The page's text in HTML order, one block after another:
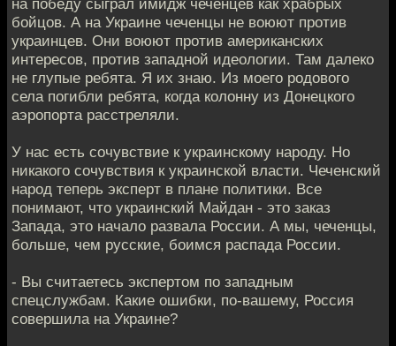
на победу сыграл имидж чеченцев как храбрых
бойцов. А на Украине чеченцы не воюют против
украинцев. Они воюют против американских
интересов, против западной идеологии. Там далеко
не глупые ребята. Я их знаю. Из моего родового
села погибли ребята, когда колонну из Донецкого
аэропорта расстреляли.
У нас есть сочувствие к украинскому народу. Но
никакого сочувствия к украинской власти. Чеченский
народ теперь эксперт в плане политики. Все
понимают, что украинский Майдан - это заказ
Запада, это начало развала России. А мы, чеченцы,
больше, чем русские, боимся распада России.
- Вы считаетесь экспертом по западным
спецслужбам. Какие ошибки, по-вашему, Россия
совершила на Украине?